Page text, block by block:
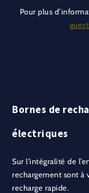
Pour plus
Bornes de
électriques
Sur l'intégralité de
rechargement sont à
recharge rapide.